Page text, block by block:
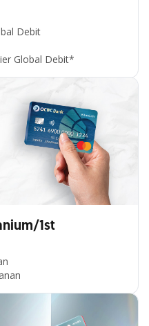
Debit
Global Debit*
1st